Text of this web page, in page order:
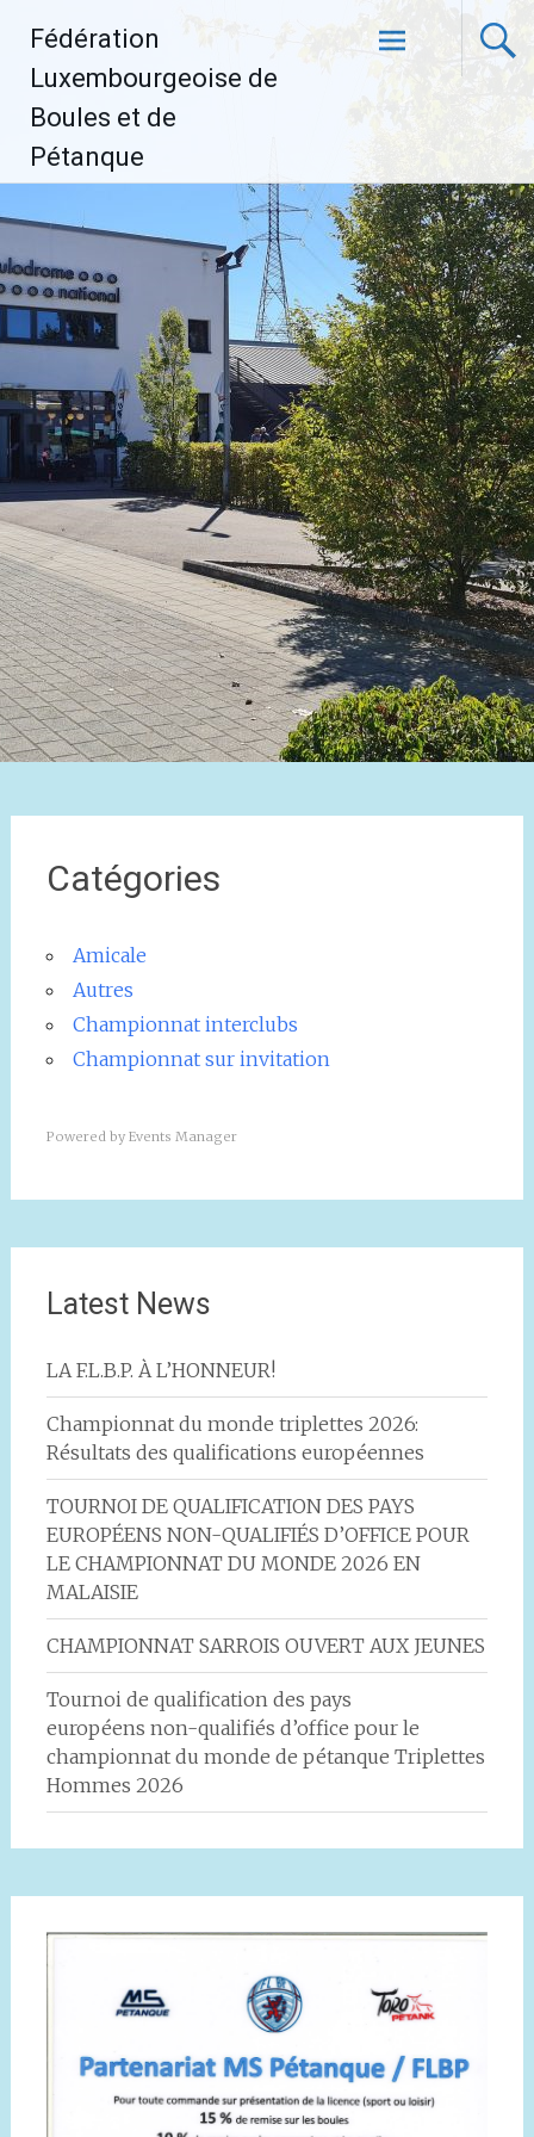
contenu
Fédération
Luxembourgeoise de
Boules et de
Pétanque
Catégories
Amicale
Autres
Championnat interclubs
Championnat sur invitation
Powered by Events Manager
Latest News
LA F.L.B.P. À L’HONNEUR!
Championnat du monde triplettes 2026:
Résultats des qualifications européennes
TOURNOI DE QUALIFICATION DES PAYS
EUROPÉENS NON-QUALIFIÉS D’OFFICE POUR
LE CHAMPIONNAT DU MONDE 2026 EN
MALAISIE
CHAMPIONNAT SARROIS OUVERT AUX JEUNES
Tournoi de qualification des pays
européens non-qualifiés d’office pour le
championnat du monde de pétanque Triplettes
Hommes 2026